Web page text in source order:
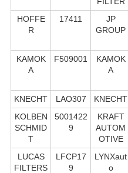
HOFFE
R
17411
JP
GROUP
KAMOK
A
F509001
KAMOK
A
KNECHT LAO307 KNECHT
KOLBEN
SCHMID
T
5001422
9
KRAFT
AUTOM
OTIVE
LUCAS
FILTERS
LFCP17
9
LYNXaut
o